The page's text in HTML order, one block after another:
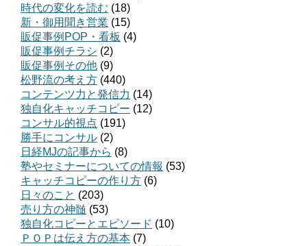
時代の変化を読む (18)
新・御用聞き営業 (15)
販促事例POP・看板 (4)
販促事例チラシ (2)
販促事例その他 (9)
松野流の考え方 (440)
コンテンツ力と発信力 (14)
独自化キャッチコピー (12)
コンサル的視点 (191)
勝手にコンサル (2)
日経MJの記事から (8)
塾やセミナーについての情報 (53)
キャッチコピーの作り方 (6)
日々のこと (203)
売り方の神髄 (53)
独自化コピーとエピソード (10)
ＰＯＰは伝え方の基本 (7)